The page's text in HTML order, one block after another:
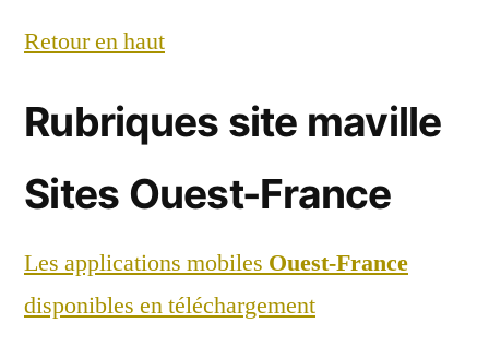
Retour en haut
Rubriques site maville
Sites Ouest-France
Les applications mobiles Ouest-France
disponibles en téléchargement